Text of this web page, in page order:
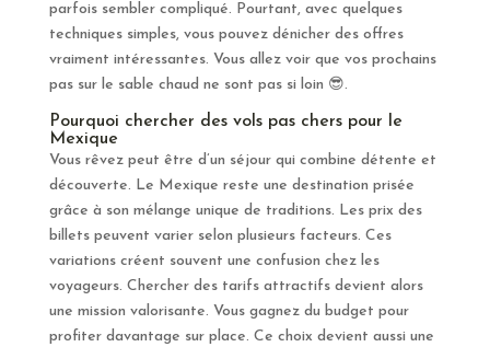
parfois sembler compliqué. Pourtant, avec quelques
techniques simples, vous pouvez dénicher des offres
vraiment intéressantes. Vous allez voir que vos prochains
pas sur le sable chaud ne sont pas si loin 😎.
Pourquoi chercher des vols pas chers pour le
Mexique
Vous rêvez peut être d’un séjour qui combine détente et
découverte. Le Mexique reste une destination prisée
grâce à son mélange unique de traditions. Les prix des
billets peuvent varier selon plusieurs facteurs. Ces
variations créent souvent une confusion chez les
voyageurs. Chercher des tarifs attractifs devient alors
une mission valorisante. Vous gagnez du budget pour
profiter davantage sur place. Ce choix devient aussi une